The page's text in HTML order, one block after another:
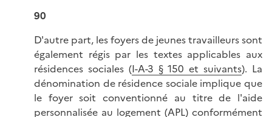
90
D'autre part, les foyers de jeunes travailleurs sont
également régis par les textes applicables aux
résidences sociales (I-A-3 § 150 et suivants). La
dénomination de résidence sociale implique que
le foyer soit conventionné au titre de l'aide
personnalisée au logement (APL) conformément